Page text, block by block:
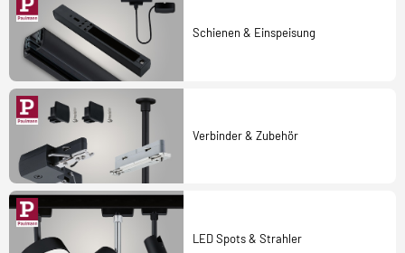
Schienen & Einspeisung
Verbinder & Zubehör
LED Spots & Strahler